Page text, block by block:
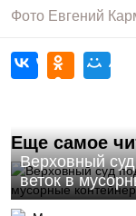
Фото Евгений
Еще самое
Верховный
веток в